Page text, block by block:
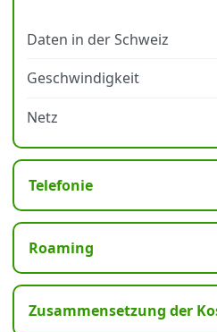
Daten in der Schweiz
Geschwindigkeit
Netz
Telefonie
Roaming
Zusammensetzung der